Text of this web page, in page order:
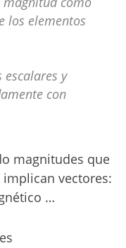
los elementos
y
con
magnitudes que
vectores:
…